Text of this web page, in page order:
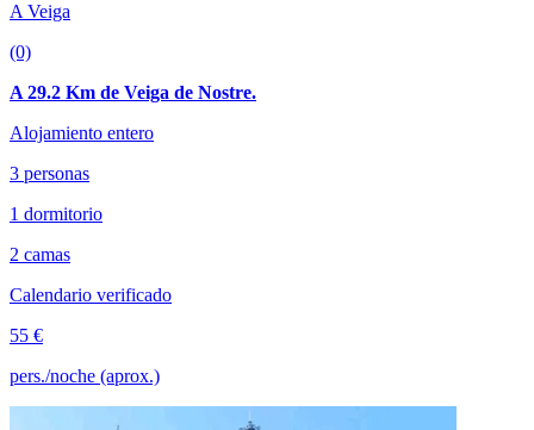
A Veiga
(0)
A 29.2 Km de Veiga de Nostre.
Alojamiento entero
3 personas
1 dormitorio
2 camas
Calendario verificado
55 €
pers./noche (aprox.)